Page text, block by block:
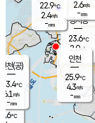
의도
℃
경서동
23.6℃
2.0m/s
-mm
22.9℃
2.4m/s
-mm
2.6m/s
-mm
인천(공)
23.4℃
6.1 m/s
-mm
인천
25.9℃
4.3m/s
-mm